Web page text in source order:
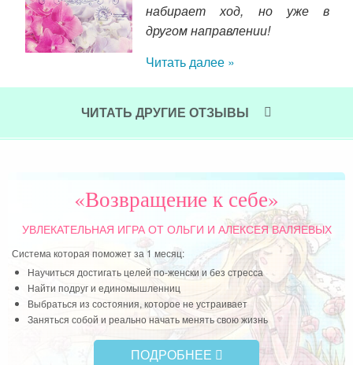
набирает ход, но уже в
другом направлении!
Читать далее »
И
ЧИТАТЬ ДРУГИЕ ОТЗЫВЫ
«Возвращение к себе»
УВЛЕКАТЕЛЬНАЯ ИГРАОТ ОЛЬГИ И АЛЕКСЕЯ ВАЛЯЕВЫХ
Система которая поможет за 1 месяц:
Научиться достигать целей по-женски и без стресса
Найти подруг и единомышленниц
Выбраться из состояния, которое не устраивает
Заняться собой и реально начать менять свою жизнь
ПОДРОБНЕЕ